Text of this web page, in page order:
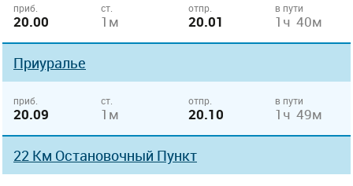
приб.
20.00
ст.
1м
отпр.
20.01
в пути
1ч 40м
Приуралье
приб.
20.09
ст.
1м
отпр.
20.10
в пути
1ч 49м
22 Км Остановочный Пункт